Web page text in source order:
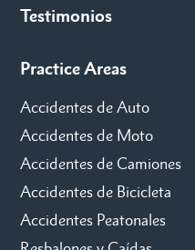
Testimonios
Practice Areas
Accidentes de Auto
Accidentes de Moto
Accidentes de Camiones
Accidentes de Bicicleta
Accidentes Peatonales